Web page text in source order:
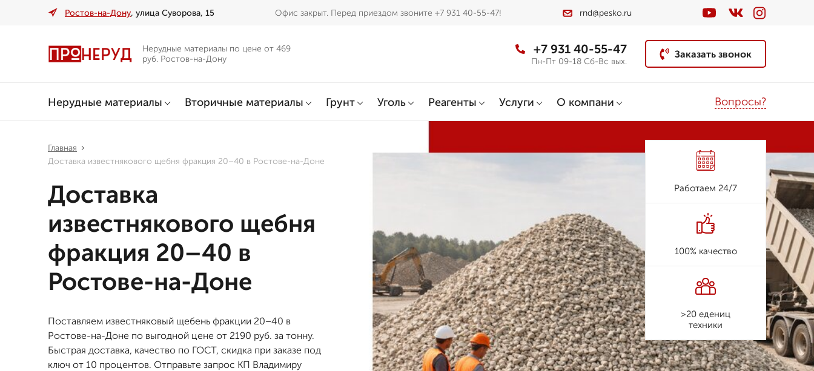
Ростов-на-Дону, улица Суворова, 15 Офис закрыт. Перед приездом звоните +7 931 40-55-47! rnd@pesko.ru
Нерудные материалы по цене от 469
руб. Ростов-на-Дону
+7 931 40-55-47
Пн-Пт 09-18 Сб-Вс вых.
Заказать звонок
Нерудные материалы Вторичные материалы Грунт Уголь Реагенты Услуги О компани Вопросы?
Главная
Доставка известнякового щебня фракция 20–40 в Ростове-на-Доне
Доставка
известнякового щебня
фракция 20–40 в
Ростове-на-Доне
Поставляем известняковый щебень фракции 20–40 в
Ростове-на-Доне по выгодной цене от 2190 руб. за тонну.
Быстрая доставка, качество по ГОСТ, скидка при заказе под
ключ от 10 процентов. Отправьте запрос КП Владимиру
Работаем 24/7
100% качество
>20 едениц
техники